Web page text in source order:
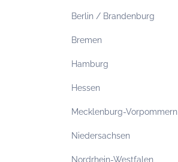
Berlin / Brandenburg
Bremen
Hamburg
Hessen
Mecklenburg-Vorpommern
Niedersachsen
Nordrhein-Westfalen